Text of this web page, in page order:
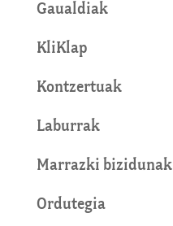
Gaualdiak
KliKlap
Kontzertuak
Laburrak
Marrazki bizidunak
Ordutegia